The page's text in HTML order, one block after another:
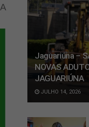
A
Jaguariúna –
NOVAS
JAGUARIÚNA
JULHO 14, 2026